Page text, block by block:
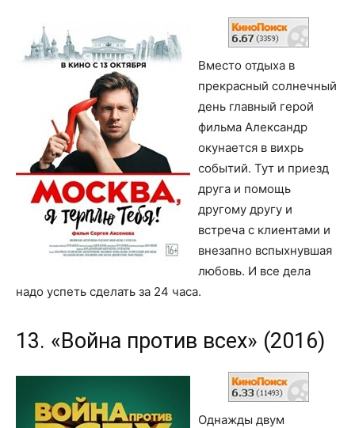
Вместо отдыха в
прекрасный солнечный
день главный герой
фильма Александр
окунается в вихрь
событий. Тут и приезд
друга и помощь
другому другу и
встреча с клиентами и
внезапно вспыхнувшая
любовь. И все дела
надо успеть сделать за 24 часа.
13. «Война против всех» (2016)
Однажды двум